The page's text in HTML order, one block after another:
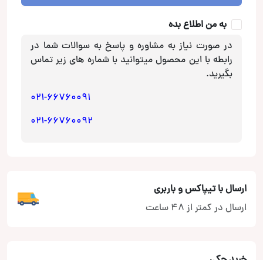
به من اطلاع بده
در صورت نیاز به مشاوره و پاسخ به سوالات شما در
رابطه با این محصول میتوانید با شماره های زیر تماس
بگیرید.
021-66760091
021-66760092
ارسال با تیپاکس و باربری
ارسال در کمتر از 48 ساعت